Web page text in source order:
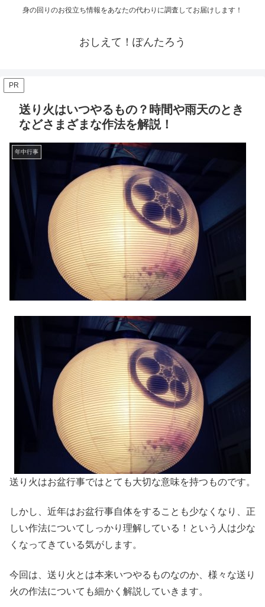
身の回りのお役立ち情報をあなたの代わりに調査してお届けします！
おしえて！ぽんたろう
PR
送り火はいつやるもの？時間や雨天のとき
などさまざまな作法を解説！
年中行事
送り火はお盆行事ではとても大切な意味を持つものです。
しかし、近年はお盆行事自体をすることも少なくなり、正
しい作法についてしっかり理解している！という人は少な
くなってきている気がします。
今回は、送り火とは本来いつやるものなのか、様々な送り
火の作法についても細かく解説していきます。